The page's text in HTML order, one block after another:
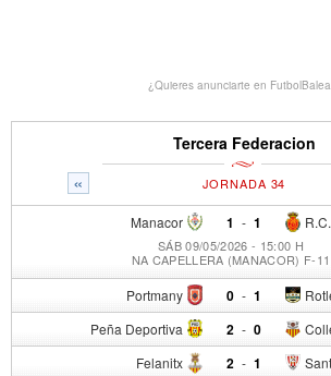
¿Quieres anunciarte en
Tercera Federacion
« JORNADA 34
Manacor 1 - 1
SÁB 09/05/2026 - 15:00 H
NA CAPELLERA (MANACOR) F-11
Portmany 0 - 1
Peña Deportiva 2 - 0
Felanitx 2 - 1